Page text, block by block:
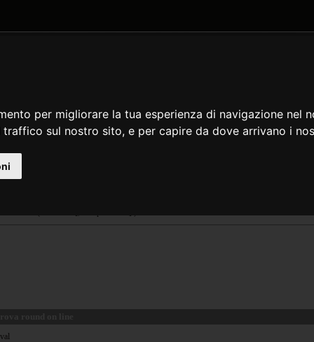
per migliorare la tua esperienza di navigazione nel
sul nostro sito, e per capire da dove arrivano i
de en es
il valore arrotondato di $val con la $precision specificata (numero di cifre dopo il
zero (predefinito).